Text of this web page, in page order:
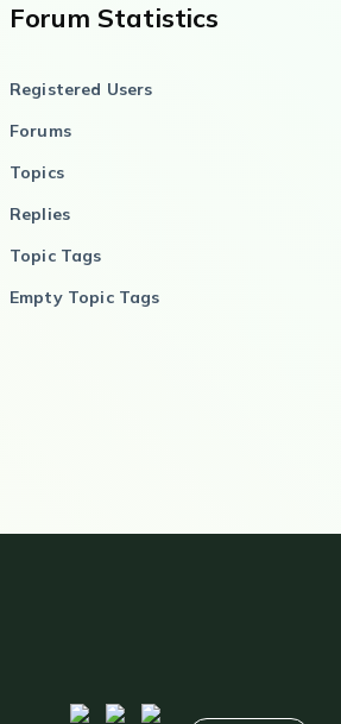
Forum Statistics
Registered Users
Forums
Topics
Replies
Topic Tags
Empty Topic Tags